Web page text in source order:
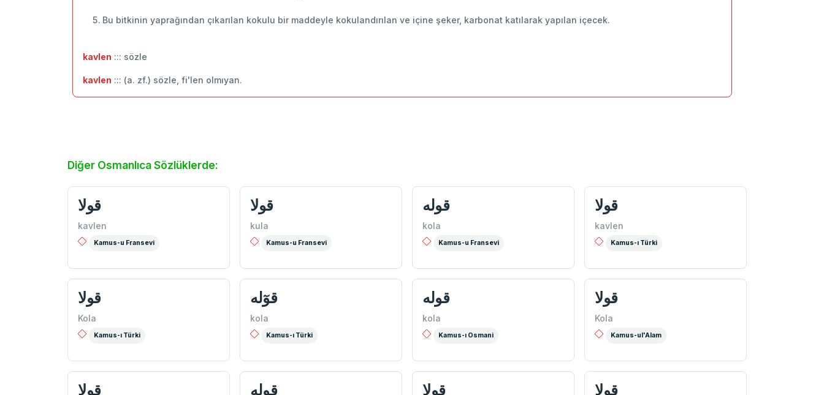
Bu bitkinin yaprağından çıkarılan kokulu bir maddeyle kokulandırılan ve içine şeker, karbonat katılarak yapılan içecek.
kavlen ::: sözle
kavlen ::: (a. zf.) sözle, fi'len olmıyan.
Diğer Osmanlıca Sözlüklerde:
قولا
kavlen
Kamus-u Fransevi
قولا
kula
Kamus-u Fransevi
قوله
kola
Kamus-u Fransevi
قولا
kavlen
Kamus-ı Türki
قولا
Kola
Kamus-ı Türki
قوٓله
kola
Kamus-ı Türki
قوله
kola
Kamus-ı Osmani
قولا
Kola
Kamus-ul'Alam
قولا قوله قولا قولا